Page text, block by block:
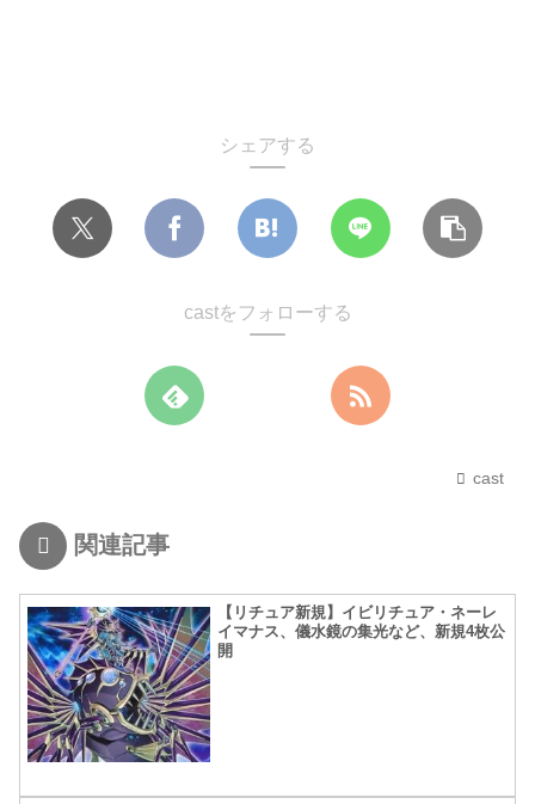
シェアする
castをフォローする
cast
関連記事
【リチュア新規】イビリチュア・ネーレ
イマナス、儀水鏡の集光など、新規4枚公
開